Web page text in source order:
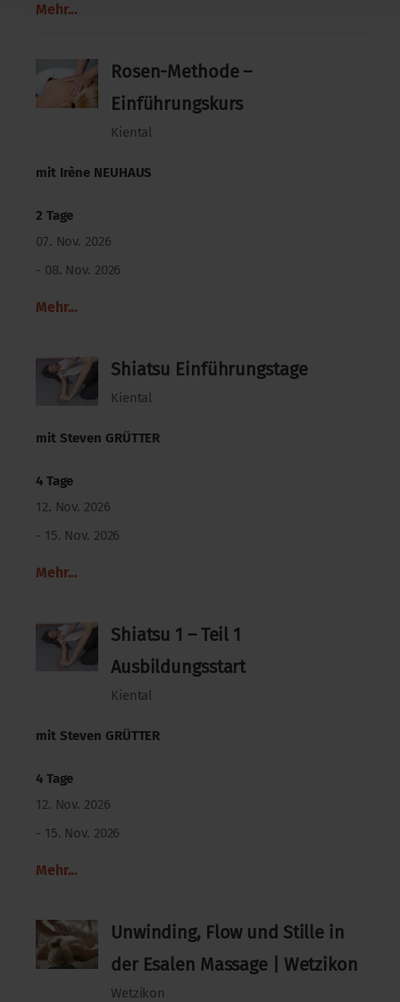
Mehr...
Rosen-Methode –
Einführungskurs
Kiental
mit Irène NEUHAUS
2 Tage
07. Nov. 2026
- 08. Nov. 2026
Mehr...
Shiatsu Einführungstage
Kiental
mit Steven GRÜTTER
4 Tage
12. Nov. 2026
- 15. Nov. 2026
Mehr...
Shiatsu 1 – Teil 1
Ausbildungsstart
Kiental
mit Steven GRÜTTER
4 Tage
12. Nov. 2026
- 15. Nov. 2026
Mehr...
Unwinding, Flow und Stille in
der Esalen Massage | Wetzikon
Wetzikon